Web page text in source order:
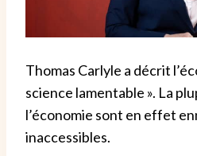
Thomas Carlyle a décrit
science lamentable ». La
l’économie sont en effet
inaccessibles.